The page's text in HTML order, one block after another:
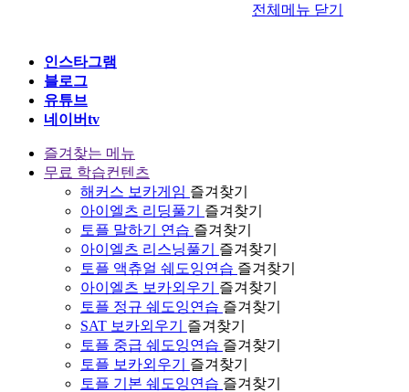
전체메뉴 닫기
인스타그램
블로그
유튜브
네이버tv
즐겨찾는 메뉴
무료 학습컨텐츠
해커스 보카게임 즐겨찾기
아이엘츠 리딩풀기
즐겨찾기
토플 말하기 연습 즐겨찾기
아이엘츠 리스닝풀기
즐겨찾기
토플 액츄얼 쉐도잉연습 즐겨찾기
아이엘츠 보카외우기
즐겨찾기
토플 정규 쉐도잉연습 즐겨찾기
SAT 보카외우기
즐겨찾기
토플 중급 쉐도잉연습 즐겨찾기
토플 보카외우기
즐겨찾기
토플 기본 쉐도잉연습 즐겨찾기